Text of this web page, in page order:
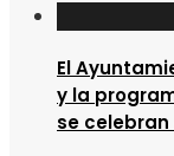
El
y la
se